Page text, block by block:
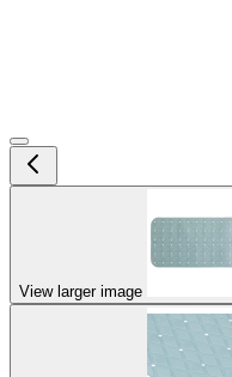
View larger image